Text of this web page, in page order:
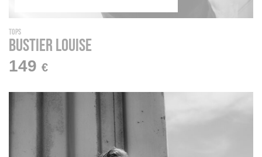
Tops
Bustier LOUISE
149 €